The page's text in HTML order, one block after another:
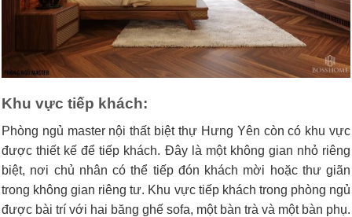
Khu vực tiếp khách:
Phòng ngủ master nội thất biệt thự Hưng Yên còn có khu vực
được thiết kế để tiếp khách. Đây là một không gian nhỏ riêng
biệt, nơi chủ nhân có thể tiếp đón khách mời hoặc thư giãn
trong không gian riêng tư. Khu vực tiếp khách trong phòng ngủ
được bài trí với hai băng ghế sofa, một bàn trà và một bàn phụ.